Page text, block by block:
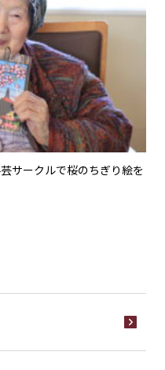
サークルで桜のちぎり絵を